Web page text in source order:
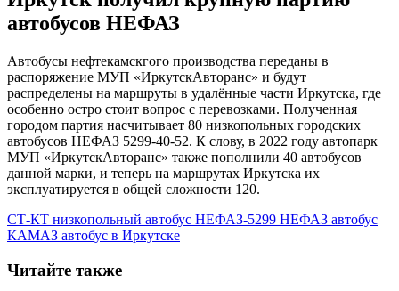
автобусов НЕФАЗ
Автобусы нефтекамскгого производства переданы в
распоряжение МУП «ИркутскАвторанс» и будут
распределены на маршруты в удалённые части Иркутска, где
особенно остро стоит вопрос с перевозками. Полученная
городом партия насчитывает 80 низкопольных городских
автобусов НЕФАЗ 5299-40-52. К слову, в 2022 году автопарк
МУП «ИркутскАвторанс» также пополнили 40 автобусов
данной марки, и теперь на маршрутах Иркутска их
эксплуатируется в общей сложности 120.
СТ-КТ низкопольный автобус НЕФАЗ-5299 НЕФАЗ автобус
КАМАЗ автобус в Иркутске
Читайте также